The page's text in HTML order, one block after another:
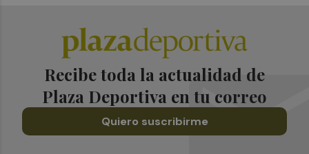
Recibe toda la actualidad de
Plaza Deportiva en tu correo
Quiero suscribirme